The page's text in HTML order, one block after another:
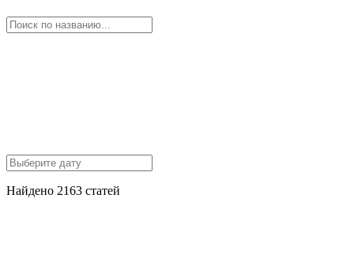
Найдено 2163 статей